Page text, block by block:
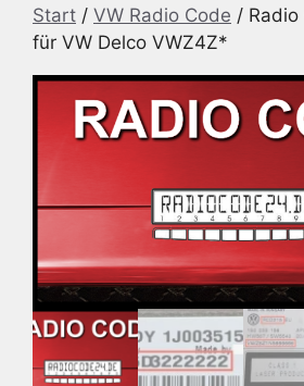
Start / VW Radio Code /
für VW Delco VWZ4Z*